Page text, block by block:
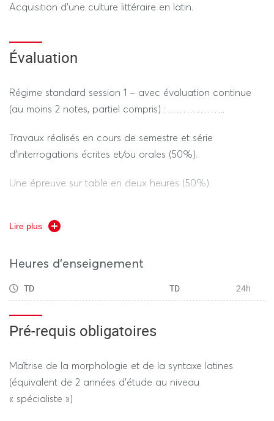
Acquisition d’une culture littéraire en latin.
Évaluation
Régime standard session 1 – avec évaluation continue
(au moins 2 notes, partiel compris) : ……………..
Travaux réalisés en cours de semestre et série
d’interrogations écrites et/ou orales (50%).
Une épreuve sur table en deux heures (50%).
Lire plus
Heures d'enseignement
TD TD 24h
Pré-requis obligatoires
Maîtrise de la morphologie et de la syntaxe latines
(équivalent de 2 années d’étude au niveau
« spécialiste »)